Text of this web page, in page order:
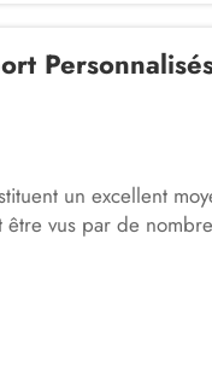
un excellent
vus par de
de disposer de
Lorsque vous